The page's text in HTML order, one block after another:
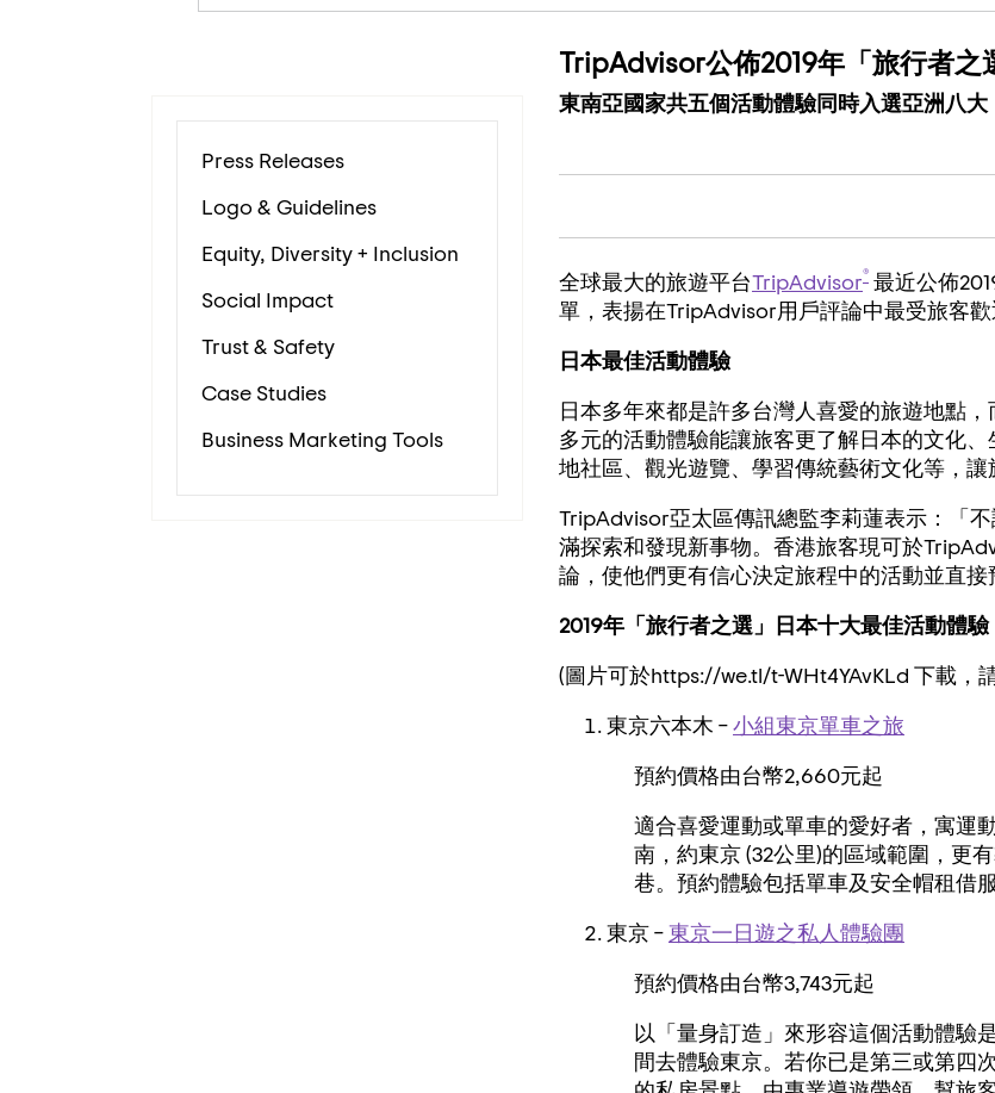
Press Releases
Logo & Guidelines
Equity, Diversity + Inclusion
Social Impact
Trust & Safety
Case Studies
Business Marketing Tools
TripAdvisor公佈2019年「旅行者之
東南亞國家共五個活動體驗同時入選亞洲八大
全球最大的旅遊平台TripAdvisor® 最近公佈
單，表揚在TripAdvisor用戶評論中最受旅客歡
日本最佳活動體驗
日本多年來都是許多台灣人喜愛的旅遊地點
多元的活動體驗能讓旅客更了解日本的文化
地社區、觀光遊覽、學習傳統藝術文化等，讓
TripAdvisor亞太區傳訊總監李莉蓮表示：「
滿探索和發現新事物。香港旅客現可於
論，使他們更有信心決定旅程中的活動並直接
2019年「旅行者之選」 日本十大最佳活動體驗
(圖片可於https://we.tl/t-WHt4YAvKLd 下載，
東京六本木 –小組東京單車之旅
預約價格由台幣2,660元起
適合喜愛運動或單車的愛好者，寓運
南，約東京 (32公里)的區域範圍，更
巷。預約體驗包括單車及安全帽租借
東京 –東京一日遊之私人體驗團
預約價格由台幣3,743元起
以「量身訂造」來形容這個活動體驗
間去體驗東京。若你已是第三或第四